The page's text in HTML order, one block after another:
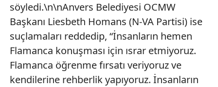
söyledi.\n\nAnvers Belediyesi OCMW
Başkanı Liesbeth Homans (N-VA Partisi) ise
suçlamaları reddedip, “İnsanların hemen
Flamanca konuşması için ısrar etmiyoruz.
Flamanca öğrenme fırsatı veriyoruz ve
kendilerine rehberlik yapıyoruz. İnsanların